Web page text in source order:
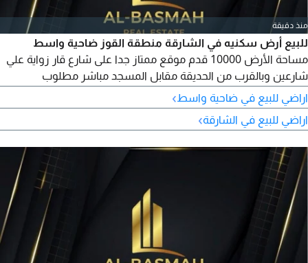
منذ دقيقة
للبيع أرض سكنيه في الشارقة منطقة القوز ضاحية واسط
مساحة الأرض 10000 قدم موقع ممتاز جدا على شارع قار زواية علي
شارعين وبالقرب من الحديقة مقابل المسجد مباشر مطلوب
1200000 مليون درهم مع امكانية التملك مواطنين وخليجيين
اراضي للبيع في ضاحية واسط›
اراضي للبيع في الشارقة›